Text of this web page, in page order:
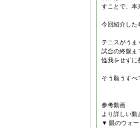
すことで、本
今回紹介した
テニスがうま
試合の終盤ま
怪我をせずに
そう願うすべ
参考動画
より詳しい動
▼ 眼のウォー